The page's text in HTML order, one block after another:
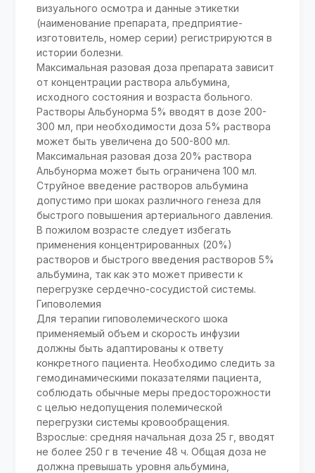
визуального осмотра и данные этикетки
(наименование препарата, предприятие-
изготовитель, номер серии) регистрируются в
истории болезни.
Максимальная разовая доза препарата зависит
от концентрации раствора альбумина,
исходного состояния и возраста больного.
Растворы Альбунорма 5% вводят в дозе 200-
300 мл, при необходимости доза 5% раствора
может быть увеличена до 500-800 мл.
Максимальная разовая доза 20% раствора
Альбунорма может быть ограничена 100 мл.
Струйное введение растворов альбумина
допустимо при шоках различного генеза для
быстрого повышения артериального давления.
В пожилом возрасте следует избегать
применения концентрированных (20%)
растворов и быстрого введения растворов 5%
альбумина, так как это может привести к
перегрузке сердечно-сосудистой системы.
Гиповолемия
Для терапии гиповолемического шока
применяемый объем и скорость инфузии
должны быть адаптированы к ответу
конкретного пациента. Необходимо следить за
гемодинамическими показателями пациента,
соблюдать обычные меры предосторожности
с целью недопущения полемической
перегрузки системы кровообращения.
Взрослые: средняя начальная доза 25 г, вводят
не более 250 г в течение 48 ч. Общая доза не
должна превышать уровня альбумина,